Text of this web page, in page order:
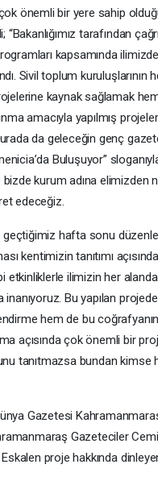
önemli bir yere sahip
“Bakanlığımız tarafından
kapsamında ilimizde
Sivil toplum kuruluşlarının
kaynak sağlamak
amacıyla yapılmış
da geleceğin genç
Buluşuyor”
bizde kurum adına elimizden
edeceğiz.
geçtiğimiz hafta sonu
kentimizin tanıtımı
etkinliklerle ilimizin her alanda
inanıyoruz. Bu yapılan
hem de bu
açısında çok önemli bir
tanıtmazsa bundan kimse
Gazetesi
Gazeteciler
Eskalen proje hakkında